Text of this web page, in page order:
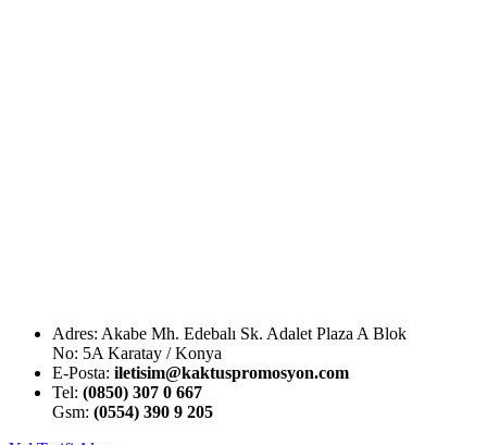
Adres: Akabe Mh. Edebalı Sk. Adalet Plaza A Blok
No: 5A Karatay / Konya
E-Posta: iletisim@kaktuspromosyon.com
Tel: (0850) 307 0 667
Gsm: (0554) 390 9 205